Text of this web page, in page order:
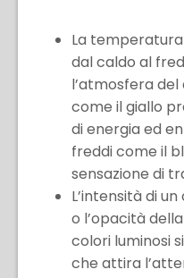
La
dal caldo al
l’atmosfera del
come il giallo
di energia ed
freddi come il
sensazione di
L’intensità di
o l’opacità
colori luminosi
che attira